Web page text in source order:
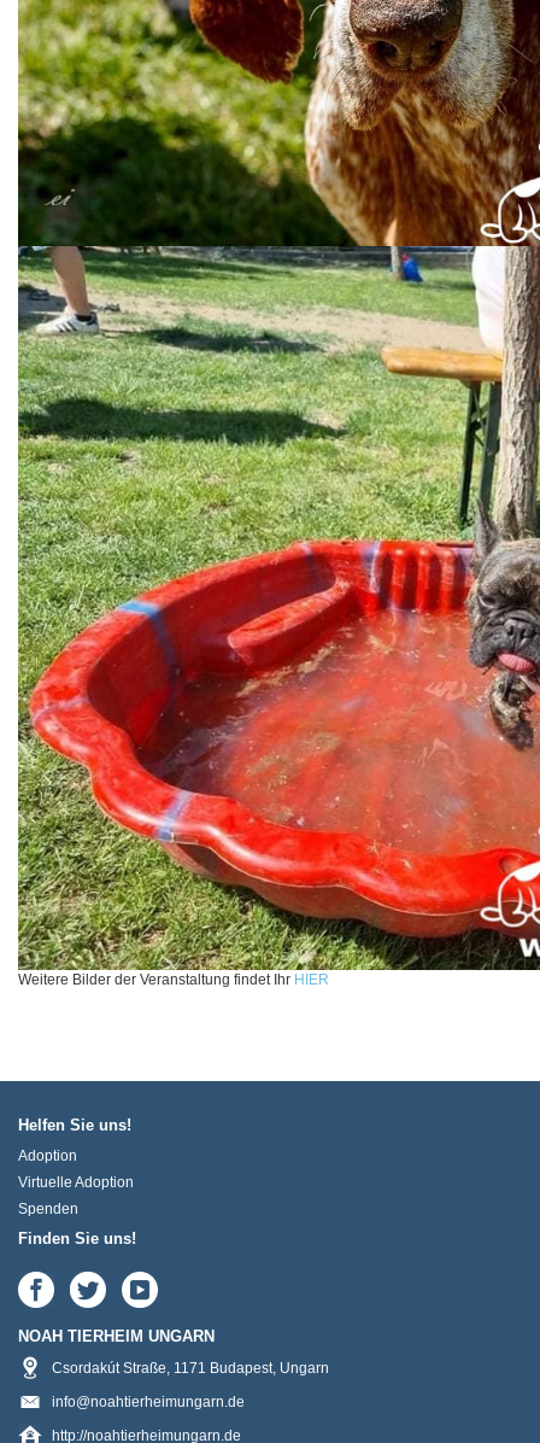
Weitere Bilder der Veranstaltung findet Ihr HIER
Helfen Sie uns!
Adoption
Virtuelle Adoption
Spenden
Finden Sie uns!
NOAH TIERHEIM UNGARN
Csordakút Straße, 1171 Budapest, Ungarn
info@noahtierheimungarn.de
http://noahtierheimungarn.de